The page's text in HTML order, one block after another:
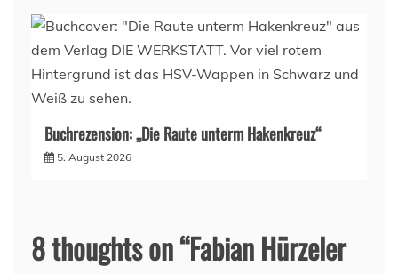
Buchrezension: „Die Raute unterm Hakenkreuz“
5. August 2026
8 thoughts on “Fabian Hürzeler